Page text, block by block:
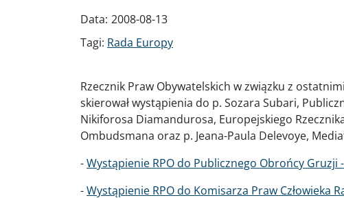
Data: 2008-08-13
Tagi: Rada Europy
Rzecznik Praw Obywatelskich w związku z
skierował wystąpienia do p. Sozara Subari,
Nikiforosa Diamandurosa, Europejskiego
Ombudsmana oraz p. Jeana-Paula Delevoye,
-Wystąpienie RPO do Publicznego Obrońcy Gruzji
-Wystąpienie RPO do Komisarza Praw Człowieka